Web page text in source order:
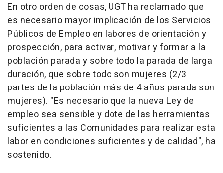
En otro orden de cosas, UGT ha reclamado que
es necesario mayor implicación de los Servicios
Públicos de Empleo en labores de orientación y
prospección, para activar, motivar y formar a la
población parada y sobre todo la parada de larga
duración, que sobre todo son mujeres (2/3
partes de la población más de 4 años parada son
mujeres). "Es necesario que la nueva Ley de
empleo sea sensible y dote de las herramientas
suficientes a las Comunidades para realizar esta
labor en condiciones suficientes y de calidad", ha
sostenido.